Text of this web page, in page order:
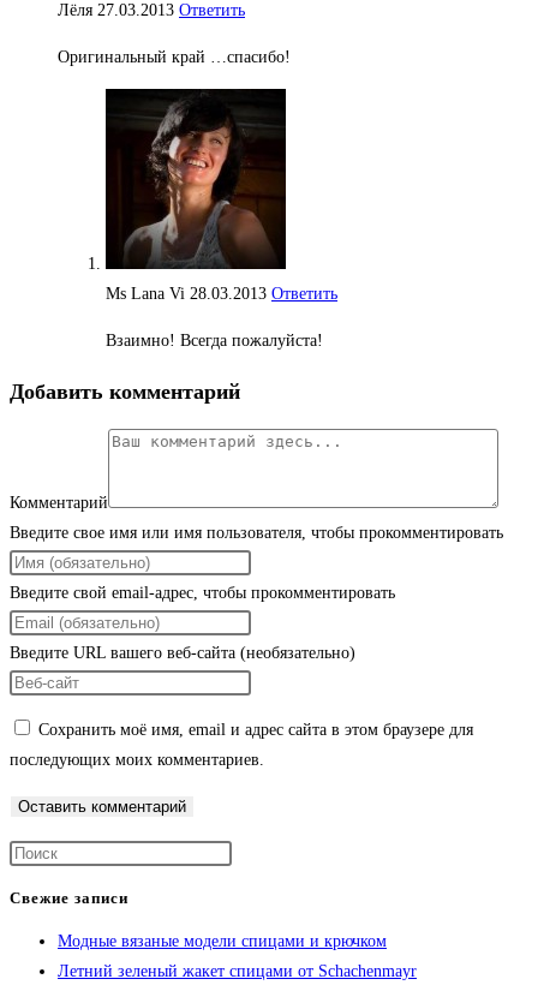
Лёля 27.03.2013 Ответить
Оригинальный край …спасибо!
Ms Lana Vi 28.03.2013 Ответить
Взаимно! Всегда пожалуйста!
Добавить комментарий
Комментарий
Введите свое имя или имя пользователя, чтобы прокомментировать
Введите свой email-адрес, чтобы прокомментировать
Введите URL вашего веб-сайта (необязательно)
Сохранить моё имя, email и адрес сайта в этом браузере для
последующих моих комментариев.
Свежие записи
Модные вязаные модели спицами и крючком
Летний зеленый жакет спицами от Schachenmayr